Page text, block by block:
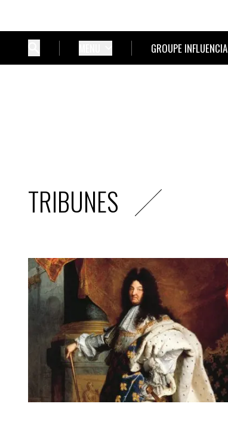
GROUPE INFLUENCIA
TRIBUNES